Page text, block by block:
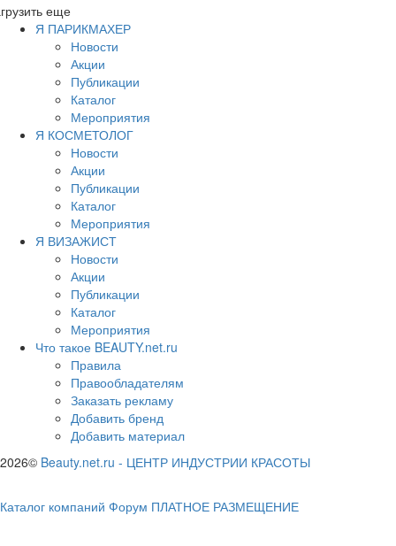
еще
Я ПАРИКМАХЕР
Новости
Акции
Публикации
Каталог
Мероприятия
Я КОСМЕТОЛОГ
Новости
Акции
Публикации
Каталог
Мероприятия
Я ВИЗАЖИСТ
Новости
Акции
Публикации
Каталог
Мероприятия
Что такое BEAUTY.net.ru
Правила
Правообладателям
Заказать рекламу
Добавить бренд
Добавить материал
2026© Beauty.net.ru - ЦЕНТР ИНДУСТРИИ КРАСОТЫ
Каталог компаний Форум ПЛАТНОЕ РАЗМЕЩЕНИЕ